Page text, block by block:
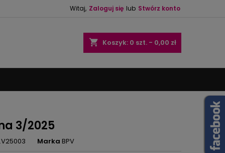
Witaj, Zaloguj się lub Stwórz konto
shopping_cart Koszyk: 0 szt. - 0,00 zł
3/2025
Marka BPV